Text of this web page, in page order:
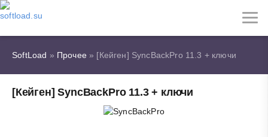
SoftLoad » Прочее » [Кейген] SyncBackPro 11.3 + ключи
[Кейген] SyncBackPro 11.3 + ключи